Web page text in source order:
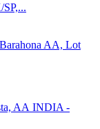
INDIA -